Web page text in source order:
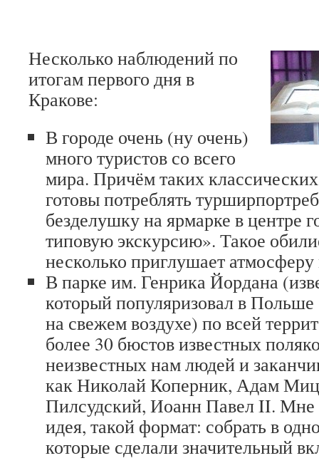
Несколько наблюдений по
итогам первого дня в
Кракове:
В городе очень (ну очень)
много туристов со всего
мира. Причём таких
готовы потреблять
безделушку на ярмарке в центре
типовую экскурсию». Такое
несколько приглушает атмосферу
В парке им. Генрика Йордана
который популяризовал в Польше
на свежем воздухе) по всей
более 30 бюстов известных
неизвестных нам людей и
как Николай Коперник, Адам
Пилсудский, Иоанн Павел II. Мне
идея, такой формат: собрать в
которые сделали значительный